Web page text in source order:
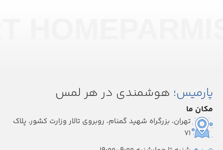
پارمیس؛ هوشمندی در هر لمس
مکان ما
تهران، بزرگراه شهید گمنام، روبروی تالار وزارت کشور، پلاک
۷۱